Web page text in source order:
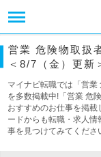
営業 危険物取扱
＜8/7（金）更新
マイナビ転職では「営
を多数掲載中!「営業 危
おすすめのお仕事を掲
ードからも転職・求人
事を見つけてみてくださ